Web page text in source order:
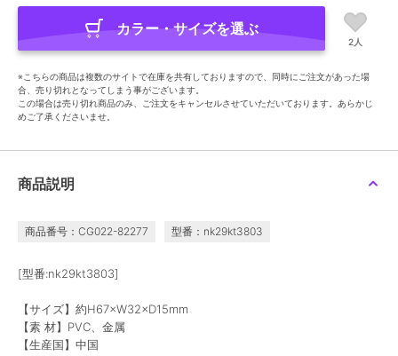
カラー・サイズを選ぶ
2人
※こちらの商品は複数のサイトで在庫を共有しておりますので、同時にご注文があった場
合、売り切れとなってしまう事がございます。
この場合は売り切れ商品のみ、ご注文をキャンセルさせていただいております。あらかじ
めご了承くださいませ。
商品説明
商品番号：CG022-82277 型番：nk29kt3803
[型番:nk29kt3803]
【サイズ】約H67×W32×D15mm
【素 材】PVC、金属
【生産国】中国